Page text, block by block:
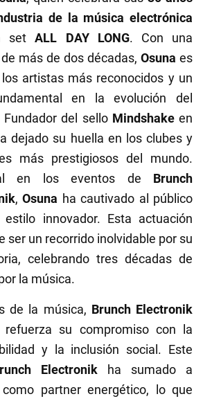
de la música electrónica
setALL DAY LONG. Con una
más de dos décadas, Osuna es
artistas más reconocidos y un
en la evolución del
Fundador del sello Mindshakeen
dejado su huella en los clubes y
más prestigiosos del mundo.
en los eventos de Brunch
,Osuna ha cautivado al público
innovador. Esta actuación
ser un recorrido inolvidable por su
celebrando tres décadas de
la música.
de la música, Brunch Electronik
refuerza su compromiso con la
y la inclusión social. Este
Electronik ha sumado a
como partner energético, lo que